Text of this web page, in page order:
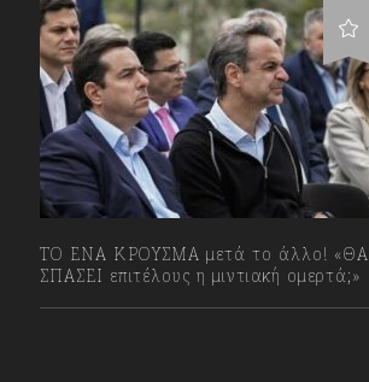
ΤΟ ΕΝΑ ΚΡΟΥΣΜΑ μετά το άλλο! «ΘΑ
ΣΠΑΣΕΙ επιτέλους η μιντιακή ομερτά;»